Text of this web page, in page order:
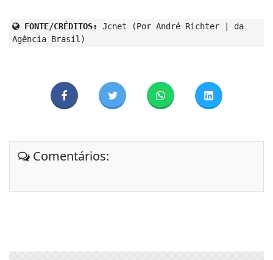
FONTE/CRÉDITOS:
Jcnet (Por André Richter | da
Agência Brasil)
Comentários: